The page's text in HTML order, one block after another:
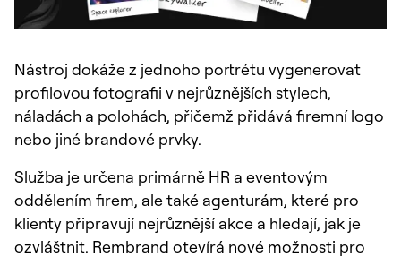
Nástroj dokáže z jednoho portrétu vygenerovat
profilovou fotografii v nejrůznějších stylech,
náladách a polohách, přičemž přidává firemní logo
nebo jiné brandové prvky.
Služba je určena primárně HR a eventovým
oddělením firem, ale také agenturám, které pro
klienty připravují nejrůznější akce a hledají, jak je
ozvláštnit. Rembrand otevírá nové možnosti pro